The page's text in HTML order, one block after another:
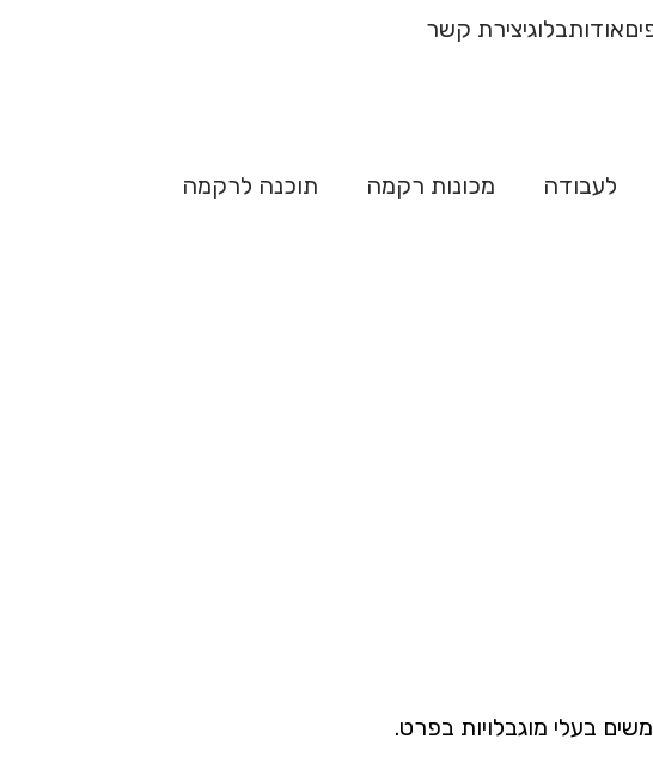
משלוח מהיר
אודותבלוגיצירת קשר
לעבודה מכונות רקמה תוכנה לרקמה
בעלי מוגבלויות בפרט.